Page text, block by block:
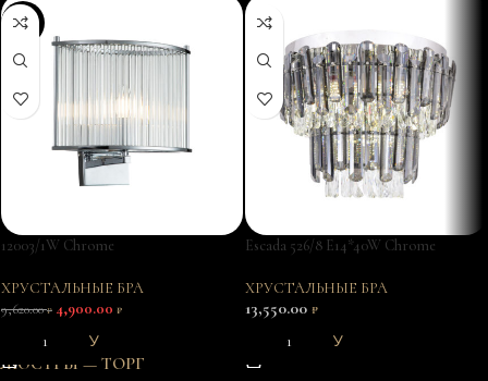
-49%
12003/1W Chrome
ХРУСТАЛЬНЫЕ БРА
9,620.00₽ 4,900.00 ₽
В КОРЗИНУ
Escada 526/8 E14*40W Chrome
ХРУСТАЛЬНЫЕ БРА
13,550.00 ₽
В КОРЗИНУ
ЛЮСТРЫ — ТОРГ